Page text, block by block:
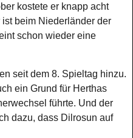
kostete er knapp acht
beim Niederländer der
schon wieder eine
seit dem 8. Spieltag hinzu.
ein Grund für Herthas
führte. Und der
dazu, dass Dilrosun auf